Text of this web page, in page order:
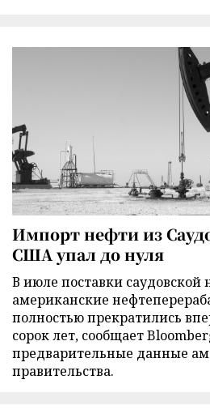
Импорт нефти из
США упал до нуля
В июле поставки саудовской
американские
полностью прекратились
сорок лет, сообщает
предварительные данные
правительства.